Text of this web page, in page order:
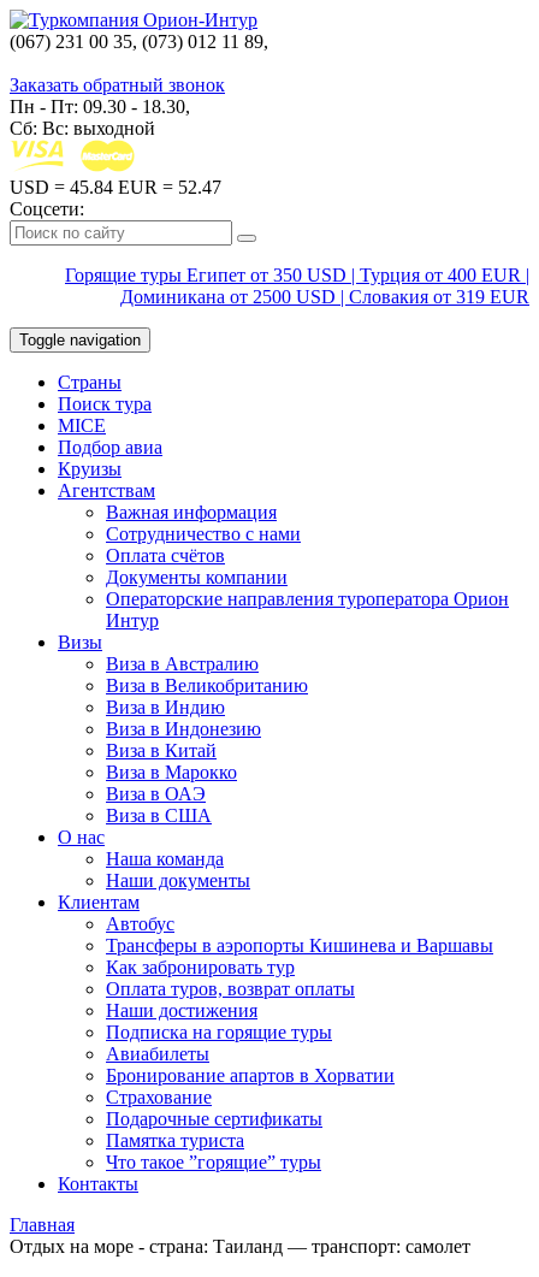
(067) 231 00 35, (073) 012 11 89,
Заказать обратный звонок
Пн - Пт: 09.30 - 18.30,
Сб: Вс: выходной
USD = 45.84 EUR = 52.47
Соцсети:
Горящие туры Египет от 350 USD | Турция от 400 EUR |
Доминикана от 2500 USD | Словакия от 319 EUR
Toggle navigation
Страны
Поиск тура
MICE
Подбор авиа
Круизы
Агентствам
Важная информация
Сотрудничество с нами
Оплата счётов
Документы компании
Операторские направления туроператора Орион
Интур
Визы
Виза в Австралию
Виза в Великобританию
Виза в Индию
Виза в Индонезию
Виза в Китай
Виза в Марокко
Виза в ОАЭ
Виза в США
О нас
Наша команда
Наши документы
Клиентам
Автобус
Трансферы в аэропорты Кишинева и Варшавы
Как забронировать тур
Оплата туров, возврат оплаты
Наши достижения
Подписка на горящие туры
Авиабилеты
Бронирование апартов в Хорватии
Страхование
Подарочные сертификаты
Памятка туриста
Что такое ”горящие” туры
Контакты
Главная
Отдых на море - страна: Таиланд — транспорт: самолет